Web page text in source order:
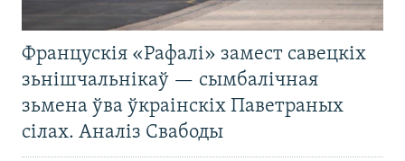
Францускія «Рафалі» замест савецкіх
зьнішчальнікаў — сымбалічная
зьмена ўва ўкраінскіх Паветраных
сілах. Аналіз Свабоды